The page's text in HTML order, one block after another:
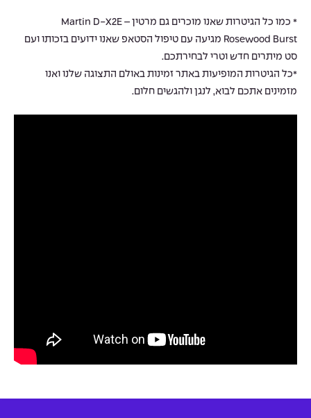
* כמו כל הגיטרות שאנו מוכרים גם מרטין – Martin D-X2E
Rosewood Burst מגיעה עם טיפול הסטאפ שאנו ידועים בזכותו ועם
סט מיתרים חדש וטרי לבחירתכם.
*כל הגיטרות המופיעות באתר זמינות באולם התצוגה שלנו ואנו
מזמינים אתכם לבוא, לנגן ולהגשים חלום.